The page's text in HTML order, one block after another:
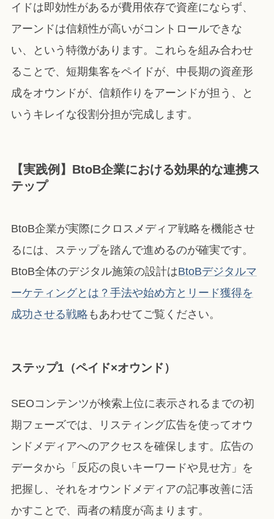
イドは即効性があるが費用依存で資産にならず、
アーンドは信頼性が高いがコントロールできな
い、という特徴があります。これらを組み合わせ
ることで、短期集客をペイドが、中長期の資産形
成をオウンドが、信頼作りをアーンドが担う、と
いうキレイな役割分担が完成します。
【実践例】BtoB企業における効果的な連携ス
テップ
BtoB企業が実際にクロスメディア戦略を機能させ
るには、ステップを踏んで進めるのが確実です。
BtoB全体のデジタル施策の設計はBtoBデジタルマ
ーケティングとは？手法や始め方とリード獲得を
成功させる戦略 もあわせてご覧ください。
ステップ1（ペイド×オウンド）
SEOコンテンツが検索上位に表示されるまでの初
期フェーズでは、リスティング広告を使ってオウ
ンドメディアへのアクセスを確保します。広告の
データから「反応の良いキーワードや見せ方」を
把握し、それをオウンドメディアの記事改善に活
かすことで、両者の精度が高まります。